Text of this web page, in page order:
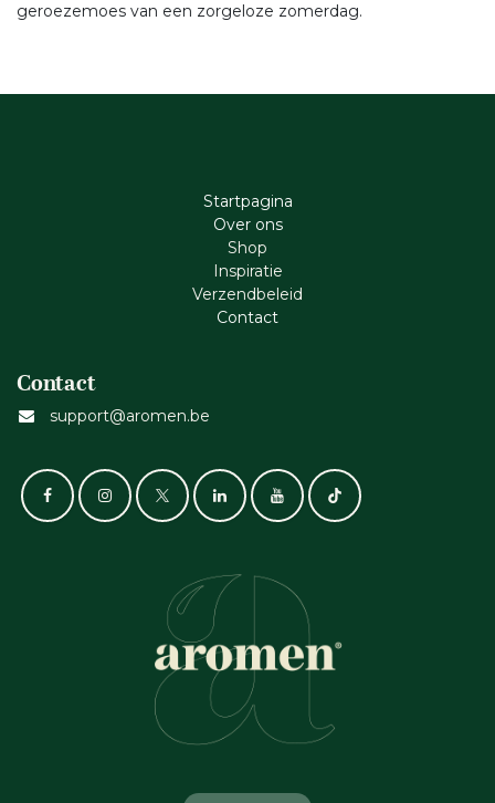
geroezemoes van een zorgeloze zomerdag.
Startpagina
Ove​r​ ons
Shop
Inspiratie
Verzendbeleid
Cont​act
Contact
support@aromen.be